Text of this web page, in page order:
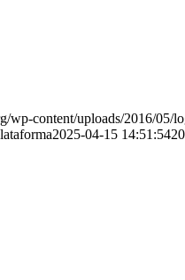
wp-content/uploads/2016/05/
2025-04-15 14:51:54